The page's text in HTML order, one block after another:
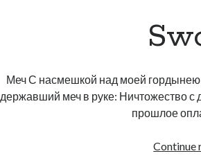
Меч С насмешкой над моей гордынею
державший меч в руке: Ничтожество
прошлое
Continue